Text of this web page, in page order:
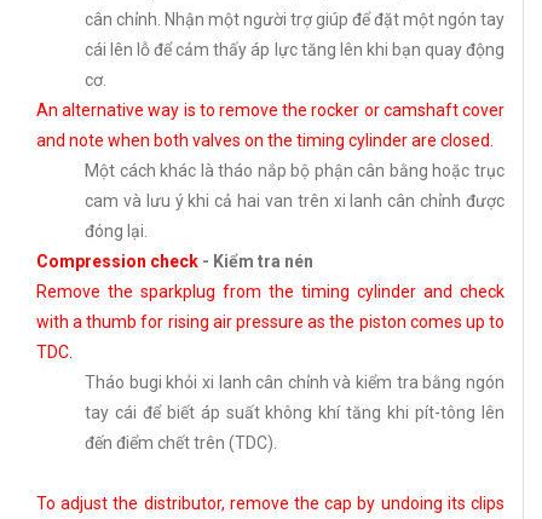
cân chỉnh. Nhận một người trợ giúp để đặt một ngón tay
cái lên lỗ để cảm thấy áp lực tăng lên khi bạn quay động
cơ.
An alternative way is to remove the rocker or camshaft cover
and note when both valves on the timing cylinder are closed.
Một cách khác là tháo nắp bộ phận cân bằng hoặc trục
cam và lưu ý khi cả hai van trên xi lanh cân chỉnh được
đóng lại.
Compression check - Kiểm tra nén
Remove the sparkplug from the timing cylinder and check
with a thumb for rising air pressure as the piston comes up to
TDC.
Tháo bugi khỏi xi lanh cân chỉnh và kiểm tra bằng ngón
tay cái để biết áp suất không khí tăng khi pít-tông lên
đến điểm chết trên (TDC).
To adjust the distributor, remove the cap by undoing its clips